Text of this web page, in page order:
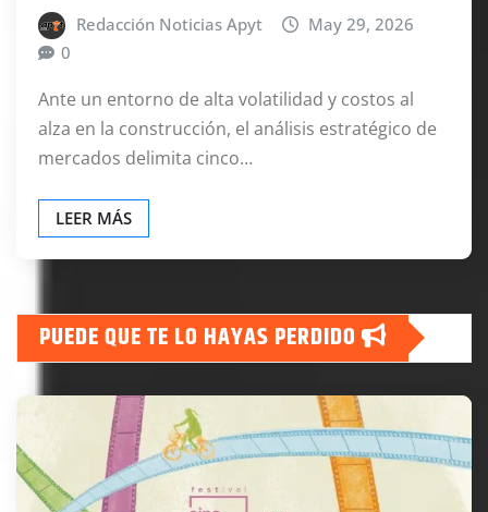
Redacción Noticias Apyt
May 29, 2026
0
Ante un entorno de alta volatilidad y costos al
alza en la construcción, el análisis estratégico de
mercados delimita cinco…
LEER MÁS
PUEDE QUE TE LO HAYAS PERDIDO